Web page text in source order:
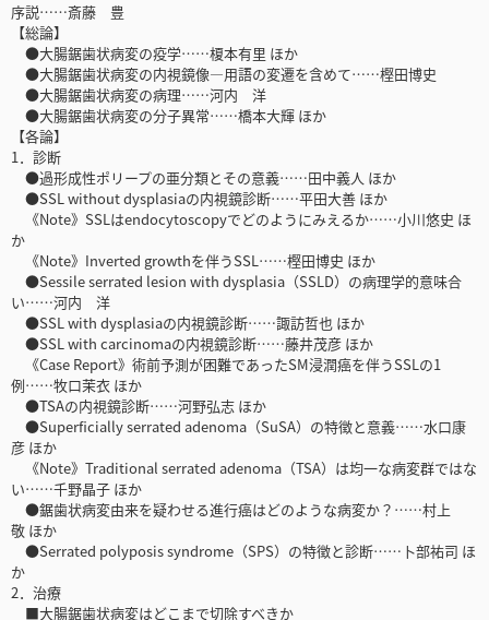
序説……斎藤 豊
【総論】
●大腸鋸歯状病変の疫学……榎本有里 ほか
●大腸鋸歯状病変の内視鏡像―用語の変遷を含めて……樫田博史
●大腸鋸歯状病変の病理……河内 洋
●大腸鋸歯状病変の分子異常……橋本大輝 ほか
【各論】
1．診断
●過形成性ポリープの亜分類とその意義……田中義人 ほか
●SSL without dysplasiaの内視鏡診断……平田大善 ほか
《Note》SSLはendocytoscopyでどのようにみえるか……小川悠史 ほ
か
《Note》Inverted growthを伴うSSL……樫田博史 ほか
●Sessile serrated lesion with dysplasia（SSLD）の病理学的意味合
い……河内 洋
●SSL with dysplasiaの内視鏡診断……諏訪哲也 ほか
●SSL with carcinomaの内視鏡診断……藤井茂彦 ほか
《Case Report》術前予測が困難であったSM浸潤癌を伴うSSLの1
例……牧口茉衣 ほか
●TSAの内視鏡診断……河野弘志 ほか
●Superficially serrated adenoma（SuSA）の特徴と意義……水口康
彦 ほか
《Note》Traditional serrated adenoma（TSA）は均一な病変群ではな
い……千野晶子 ほか
●鋸歯状病変由来を疑わせる進行癌はどのような病変か？……村上
敬 ほか
●Serrated polyposis syndrome（SPS）の特徴と診断……卜部祐司 ほ
か
2．治療
■大腸鋸歯状病変はどこまで切除すべきか